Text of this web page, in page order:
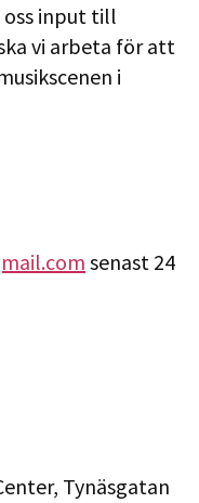
oss input till
vi arbeta för att
i
senast 24
Tynäsgatan